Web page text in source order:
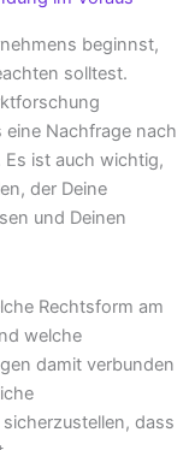
beginnst,
solltest.
Nachfrage nach
ist auch wichtig,
der Deine
und Deinen
Rechtsform am
welche
damit verbunden
dass